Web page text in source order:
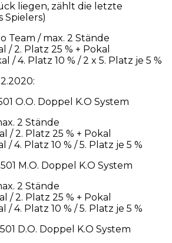
liegen, zählt die letzte
Spielers)
Team / max. 2 Stände
/ 2. Platz 25 % + Pokal
/ 4. Platz 10 % / 2 x 5. Platz je 5 %
O.O. Doppel K.O System
2 Stände
/ 2. Platz 25 % + Pokal
/ 4. Platz 10 % / 5. Platz je 5 %
M.O. Doppel K.O System
2 Stände
/ 2. Platz 25 % + Pokal
/ 4. Platz 10 % / 5. Platz je 5 %
D.O. Doppel K.O System